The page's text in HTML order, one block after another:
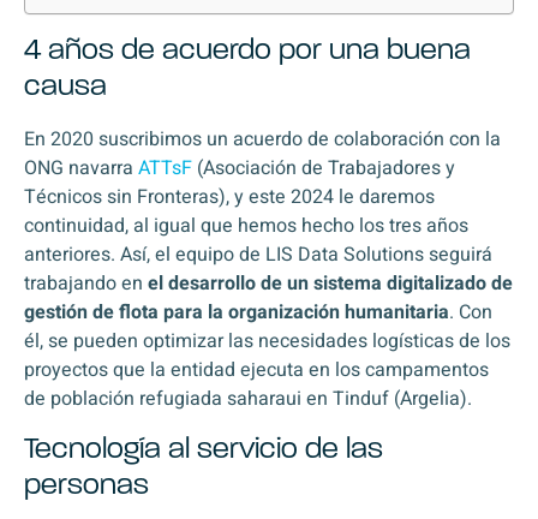
4 años de acuerdo por una buena
causa
En 2020 suscribimos un acuerdo de colaboración con la
ONG navarra ATTsF (Asociación de Trabajadores y
Técnicos sin Fronteras), y este 2024 le daremos
continuidad, al igual que hemos hecho los tres años
anteriores. Así, el equipo de LIS Data Solutions seguirá
trabajando en el desarrollodeun sistema digitalizado de
gestión de flota para la organización humanitaria. Con
él, se pueden optimizar las necesidades logísticas de los
proyectos que la entidad ejecuta en los campamentos
de población refugiada saharaui en Tinduf (Argelia).
Tecnología al servicio de las
personas